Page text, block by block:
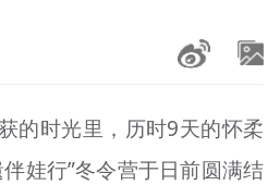
的时光里，历时9天的怀柔
娃行”冬令营于日前圆满结